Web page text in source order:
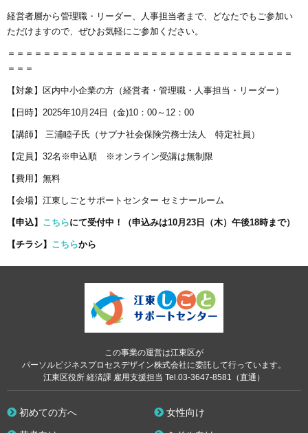
経営者層から管理職・リーダー、人事担当者まで、どなたでもご参加い
ただけますので、ぜひお気軽にご参加ください。
＝＝＝＝＝＝＝＝＝＝＝＝＝＝＝＝＝＝＝＝＝＝＝＝＝＝＝＝＝＝＝＝
＝＝＝
【対象】区内中小企業の方（経営者・管理職・人事担当・リーダー）
【日時】2025年10月24日（金)10：00～12：00
【講師】 三浦睦子氏（サプナ社会保険労務士法人 特定社員）
【定員】32名※申込順 ※オンライン受講は無制限
【費用】無料
【会場】江東しごとサポートセンター セミナールーム
【申込】 こちらにて受付中！（申込みは10月23日（木）午後18時まで）
【チラシ】 こちらから
この事業の運営は江東区が
パーソルビジネスプロセスデザイン株式会社に委託して行っています。
江東区役所 経済課 雇用支援担当 Tel.03-3647-8581（直通）
初めての方へ 女性向け